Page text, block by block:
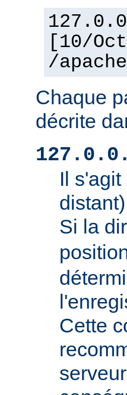
[10/
/
Chaque
décrite
Il
Si la
Cette